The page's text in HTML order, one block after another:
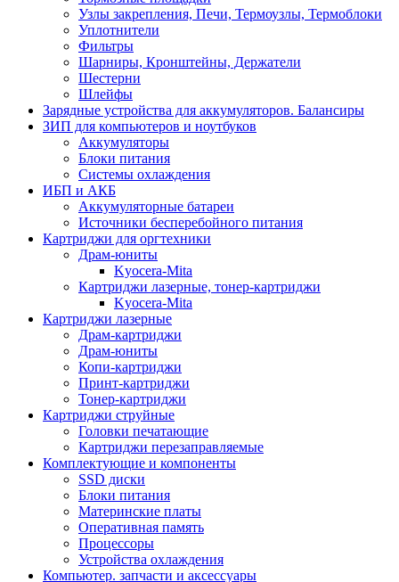
Узлы закрепления, Печи, Термоузлы, Термоблоки
Уплотнители
Фильтры
Шарниры, Кронштейны, Держатели
Шестерни
Шлейфы
Зарядные устройства для аккумуляторов. Балансиры
ЗИП для компьютеров и ноутбуков
Аккумуляторы
Блоки питания
Системы охлаждения
ИБП и АКБ
Аккумуляторные батареи
Источники бесперебойного питания
Картриджи для оргтехники
Драм-юниты
Kyocera-Mita
Картриджи лазерные, тонер-картриджи
Kyocera-Mita
Картриджи лазерные
Драм-картриджи
Драм-юниты
Копи-картриджи
Принт-картриджи
Тонер-картриджи
Картриджи струйные
Головки печатающие
Картриджи перезаправляемые
Комплектующие и компоненты
SSD диски
Блоки питания
Материнские платы
Оперативная память
Процессоры
Устройства охлаждения
Компьютер. запчасти и аксессуары